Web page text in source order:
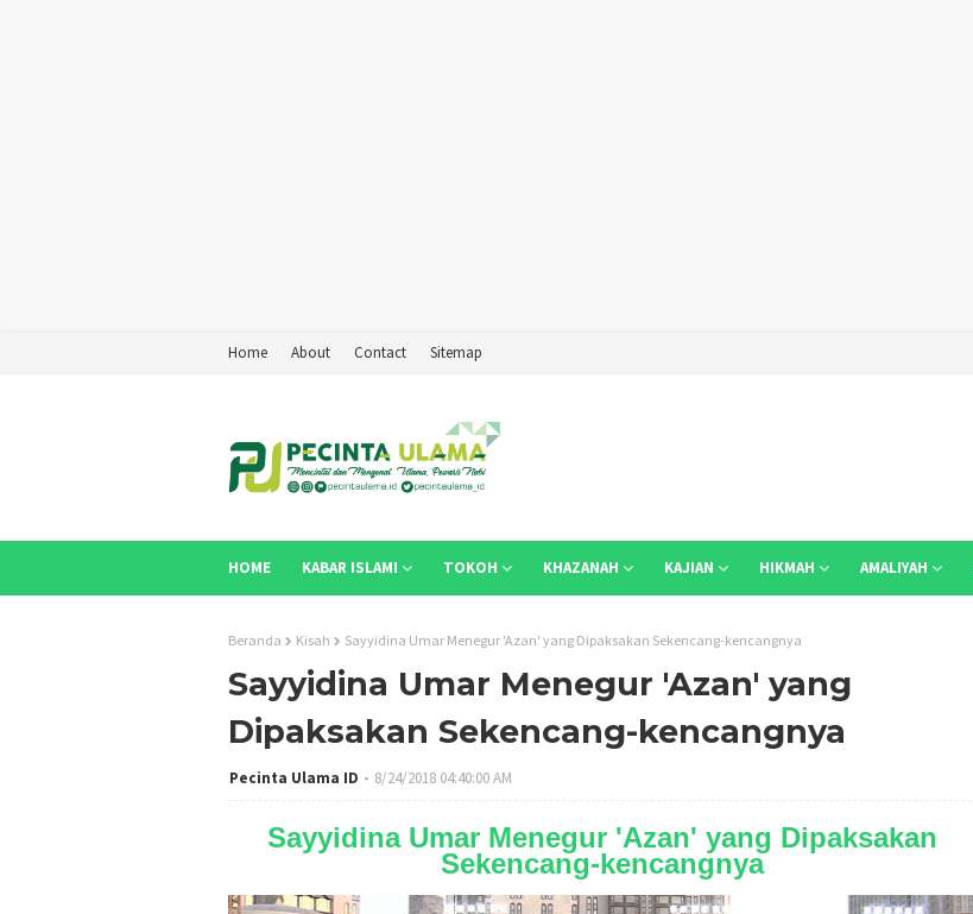
Home About Contact Sitemap
HOME KABAR ISLAMI TOKOH KHAZANAH KAJIAN HIKMAH AMALIYAH
Beranda Kisah Sayyidina Umar Menegur 'Azan' yang Dipaksakan Sekencang-kencangnya
Sayyidina Umar Menegur 'Azan' yang
Dipaksakan Sekencang-kencangnya
Pecinta Ulama ID 8/24/2018 04:40:00 AM
Sayyidina Umar Menegur 'Azan' yang Dipaksakan
Sekencang-kencangnya